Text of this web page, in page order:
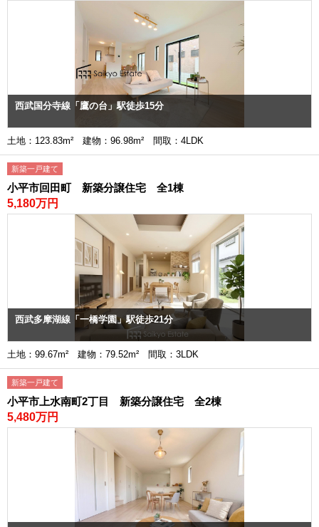
西武国分寺線「鷹の台」駅徒歩15分
土地：123.83m² 建物：96.98m² 間取：4LDK
新築一戸建て
小平市回田町 新築分譲住宅 全1棟
5,180万円
西武多摩湖線「一橋学園」駅徒歩21分
土地：99.67m² 建物：79.52m² 間取：3LDK
新築一戸建て
小平市上水南町2丁目 新築分譲住宅 全2棟
5,480万円